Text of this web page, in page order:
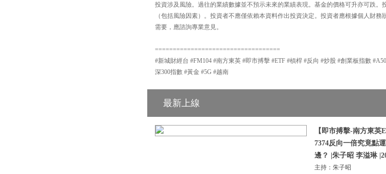
投資涉及風險。過往的業績數據並不預示未來的業績表現。基金的價格可升亦可跌
（包括風險因素）。投資者不應僅依賴本資料作出投資決定。投資者應根據個人財
需要，應諮詢專業意見。
===================================
#新城財經台 #FM104 #南方東英 #即市搏擊 #ETF #槓桿 #反向 #炒股 #創業板指數
深300指數 #黃金 #5G #越南
最新上線
【即市搏擊-南方東英
7374反向一倍究竟點
邊？ |朱子昭 李溢琳
主持：朱子昭